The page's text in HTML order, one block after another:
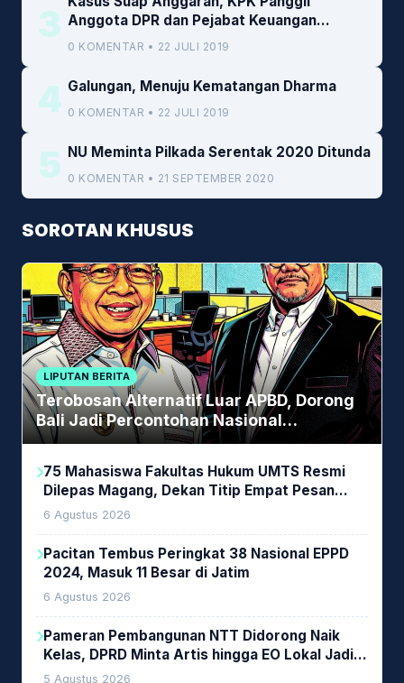
3 Anggota DPR dan Pejabat Keuangan
Kemenkeu
0 KOMENTAR • 22 JULI 2019
4 Galungan, Menuju Kematangan Dharma
0 KOMENTAR • 22 JULI 2019
5 NU Meminta Pilkada Serentak 2020 Ditunda
0 KOMENTAR • 21 SEPTEMBER 2020
SOROTAN KHUSUS
LIPUTAN BERITA
Terobosan Alternatif Luar APBD, Dorong
Bali Jadi Percontohan Nasional
Pembiayaan Daerah
75 Mahasiswa Fakultas Hukum UMTS Resmi
Dilepas Magang, Dekan Titip Empat Pesan
Penting
6 Agustus 2026
Pacitan Tembus Peringkat 38 Nasional EPPD
2024, Masuk 11 Besar di Jatim
6 Agustus 2026
Pameran Pembangunan NTT Didorong Naik
Kelas, DPRD Minta Artis hingga EO Lokal Jadi
Prioritas
5 Agustus 2026